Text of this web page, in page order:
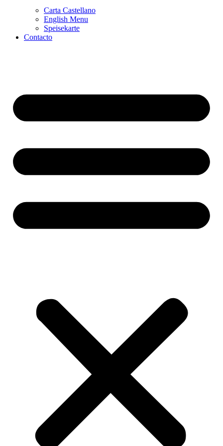
Carta Castellano
English Menu
Speisekarte
Contacto